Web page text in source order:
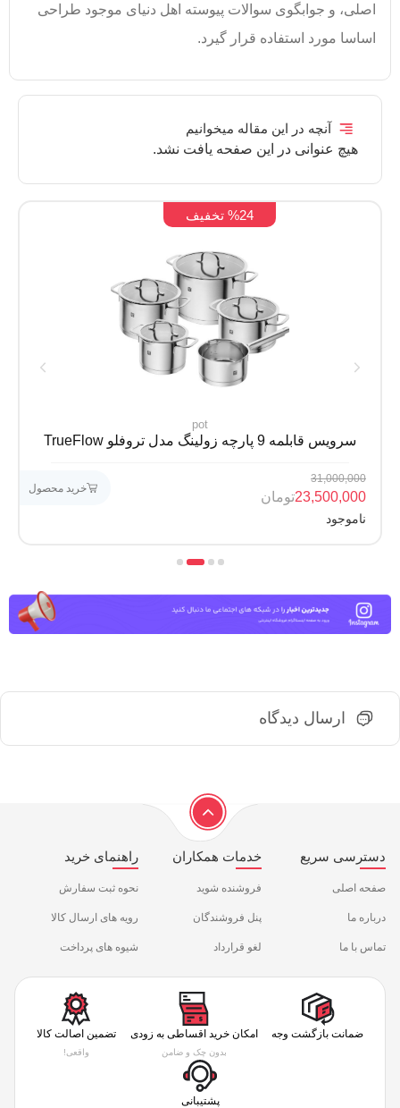
اصلی، و جوابگوی سوالات پیوسته اهل دنیای موجود طراحی
اساسا مورد استفاده قرار گیرد.
آنچه در این مقاله میخوانیم
هیچ عنوانی در این صفحه یافت نشد.
%24 تخفیف
pot
سرویس قابلمه 9 پارچه زولینگ مدل تروفلو TrueFlow
31,000,000
23,500,000تومان
ناموجود
خرید محصول
1
ارسال دیدگاه
دسترسی سریع
صفحه اصلی
درباره ما
تماس با ما
خدمات همکاران
فروشنده شوید
پنل فروشندگان
لغو قرارداد
راهنمای خرید
نحوه ثبت سفارش
رویه های ارسال کالا
شیوه های پرداخت
ضمانت بازگشت وجه امکان خرید اقساطی به زودی
بدون چک و ضامن
تضمین اصالت کالا
واقعی!
پشتیبانی